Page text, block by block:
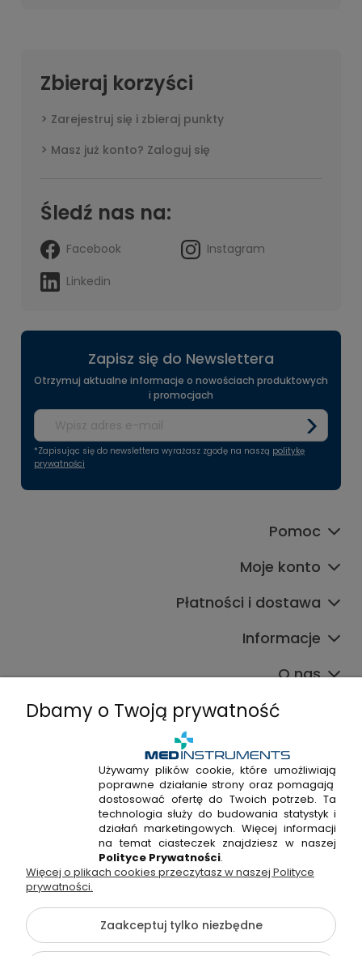
Zbieraj korzyści
Zarejestruj się i zbieraj punkty
Masz już konto? Zaloguj się
Śledź nas na:
Facebook
Instagram
Linkedin
Zapisz się do Newslettera
Otrzymuj aktualne informacje o nowościach produktowych
i promocjach
*Zapisując się do newslettera wyrażasz zgodę na naszą politykę
prywatności
Pomoc
Moje konto
Płatności i dostawa
Informacje
O nas
+48 720 915 338
+48 22 298 53 38
Napisz do nas!
Hossa Medical Sp. z o. o. | ul. Kryształowa 33A, 01-356
Warszawa, woj. mazowieckie | NIP: 7010404814, REGON:
146982576, KRS: 0000491265
Dbamy o Twoją prywatność
Używamy plików cookie, które umożliwiają
poprawne działanie strony oraz pomagają
dostosować ofertę do Twoich potrzeb. Ta
technologia służy do budowania statystyk i
działań marketingowych. Więcej informacji
na temat ciasteczek znajdziesz w naszej
Polityce Prywatności.
Więcej o plikach cookies przeczytasz w naszej Polityce
prywatności.
Zaakceptuj tylko niezbędne